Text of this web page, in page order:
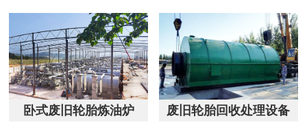
卧式废旧轮胎炼油炉 废旧轮胎回收处理设备